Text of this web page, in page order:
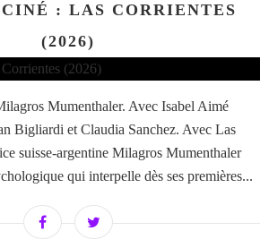
: LAS CORRIENTES
(2026)
Mumenthaler. Avec Isabel Aimé
Bigliardi et Claudia Sanchez. Avec Las
suisse-argentine Milagros Mumenthaler
qui interpelle dès ses premières...